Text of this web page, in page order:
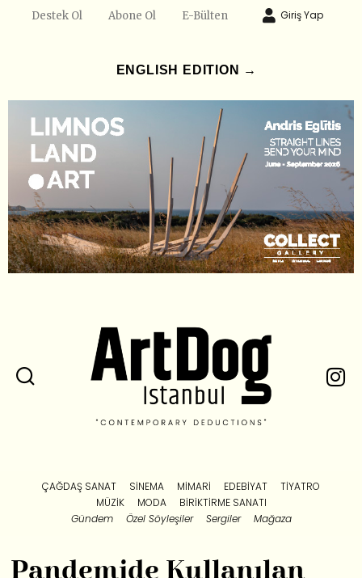
Destek Ol Abone Ol E-Bülten Giriş Yap
ENGLISH EDITION →
ÇAĞDAŞ SANAT SINEMA MIMARI EDEBIYAT
TIYATRO
MÜZIK
MODA
BIRIKTIRME SANATI
Gündem
Özel Söyleşiler Sergiler Mağaza
Pandemide Kullanılan